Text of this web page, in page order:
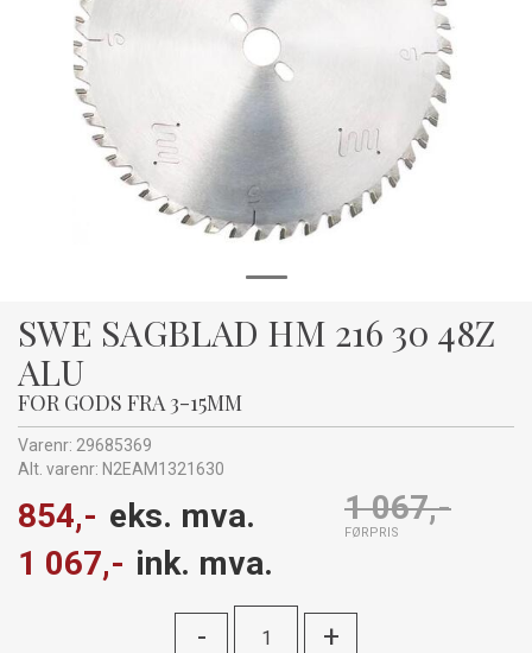
SWE SAGBLAD HM 216 30 48Z
ALU
FOR GODS FRA 3-15MM
Varenr: 29685369
Alt. varenr: N2EAM1321630
854,- eks. mva.
1 067,- ink. mva.
1 067,-
FØRPRIS
- +